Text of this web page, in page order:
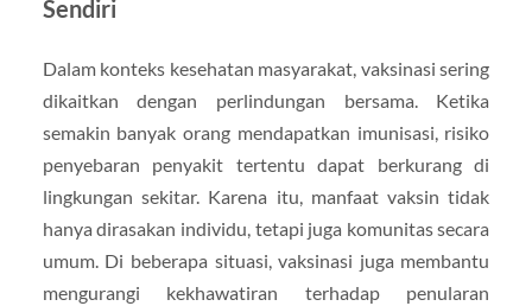
Sendiri
Dalam konteks kesehatan masyarakat, vaksinasi sering
dikaitkan dengan perlindungan bersama. Ketika
semakin banyak orang mendapatkan imunisasi, risiko
penyebaran penyakit tertentu dapat berkurang di
lingkungan sekitar. Karena itu, manfaat vaksin tidak
hanya dirasakan individu, tetapi juga komunitas secara
umum. Di beberapa situasi, vaksinasi juga membantu
mengurangi kekhawatiran terhadap penularan